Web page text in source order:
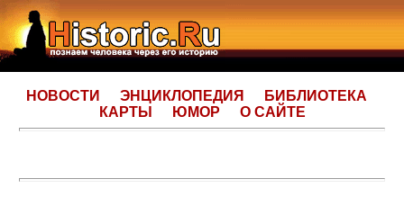
НОВОСТИ ЭНЦИКЛОПЕДИЯ
БИБЛИОТЕКА
КАРТЫ
ЮМОР О САЙТЕ